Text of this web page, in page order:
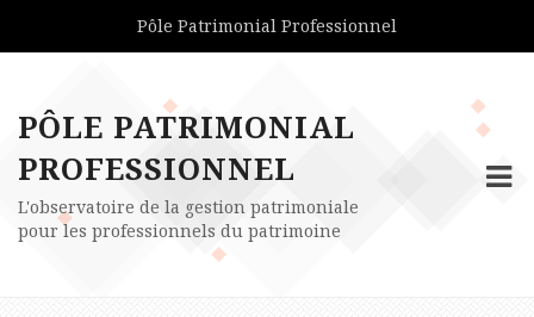
Pôle Patrimonial Professionnel
PÔLE PATRIMONIAL
PROFESSIONNEL
L'observatoire de la gestion patrimoniale
pour les professionnels du patrimoine